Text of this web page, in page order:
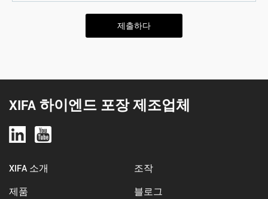
제출하다
XIFA 하이엔드 포장 제조업체
XIFA 소개
조작
제품
블로그